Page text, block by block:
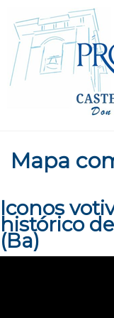
contenido
Mapa
Iconos
histórico
(Ba)